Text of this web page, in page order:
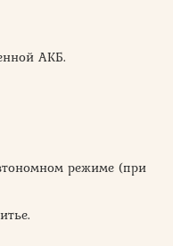
АКБ.
режиме (при